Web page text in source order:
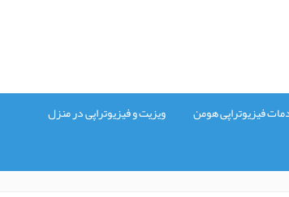
فیزیوتراپی هومن
ویزیت و فیزیوتراپی در منزل